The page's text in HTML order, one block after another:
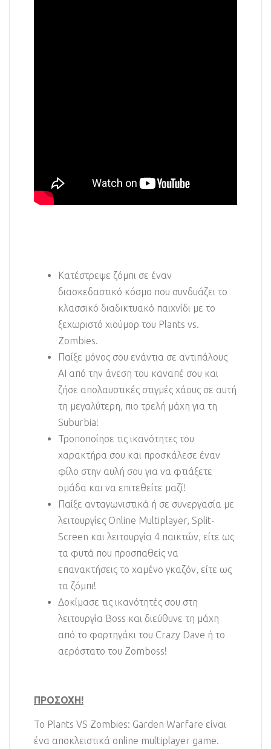
Κατέστρεψε ζόμπι σε έναν
διασκεδαστικό κόσμο που συνδυάζει το
κλασσικό διαδικτυακό παιχνίδι με το
ξεχωριστό χιούμορ του Plants vs.
Zombies.
Παίξε μόνος σου ενάντια σε αντιπάλους
AI από την άνεση του καναπέ σου και
ζήσε απολαυστικές στιγμές χάους σε αυτή
τη μεγαλύτερη, πιο τρελή μάχη για τη
Suburbia!
Τροποποίησε τις ικανότητες του
χαρακτήρα σου και προσκάλεσε έναν
φίλο στην αυλή σου για να φτιάξετε
ομάδα και να επιτεθείτε μαζί!
Παίξε ανταγωνιστικά ή σε συνεργασία με
λειτουργίες Online Multiplayer, Split-
Screen και λειτουργία 4 παικτών, είτε ως
τα φυτά που προσπαθείς να
επανακτήσεις το χαμένο γκαζόν, είτε ως
τα ζόμπι!
Δοκίμασε τις ικανότητές σου στη
λειτουργία Boss και διεύθυνε τη μάχη
από το φορτηγάκι του Crazy Dave ή το
αερόστατο του Zomboss!
ΠΡΟΣΟΧΗ!
To Plants VS Zombies: Garden Warfare είναι
ένα αποκλειστικά online multiplayer game.